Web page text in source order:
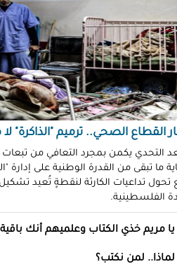
طولكرم بين وعود الإغاثة وواقع
سلامة
الشُّهود.. نهجٌ "إسرائيلي"
من العقاب!
توفيق
"الشبح" بغزة.. هويّات تُكشف
مرة!
قاتلة.. مضادات حيوية في قِطع
كريم"!
القطاع الصحي.. ترميم "الذاكرة" لا
التحدي يكمن بمجرد التعافي من تبعات
ما تبقى من القدرة الوطنية على إدارة
تحول تداعيات الكارثة لنقطةٍ تُعيد تشكيل
الفلسطينية.
يا مريم خذي الكتاب وعلميهم أنك
لماذا.. لمن نكتب؟